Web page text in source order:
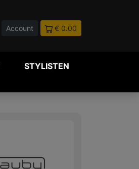
Account € 0.00
STYLISTEN